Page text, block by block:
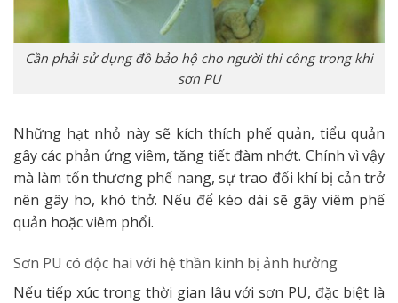
Cần phải sử dụng đồ bảo hộ cho người thi công trong khi
sơn PU
Những hạt nhỏ này sẽ kích thích phế quản, tiểu quản
gây các phản ứng viêm, tăng tiết đàm nhớt. Chính vì vậy
mà làm tổn thương phế nang, sự trao đổi khí bị cản trở
nên gây ho, khó thở. Nếu để kéo dài sẽ gây viêm phế
quản hoặc viêm phổi.
Sơn PU có độc hai với hệ thần kinh bị ảnh hưởng
Nếu tiếp xúc trong thời gian lâu với sơn PU, đặc biệt là